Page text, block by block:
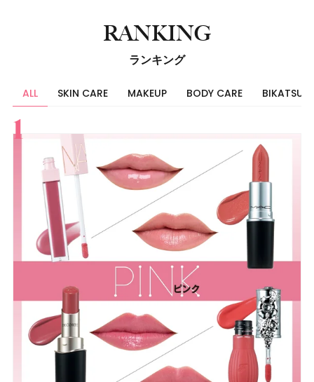
RANKING
ランキング
ALL SKIN CARE MAKEUP BODY CARE BIKATSU
すべて
スキンケア
メイク
ボディケア
美活
ヘア
ライフスタイル
ビューティーズ